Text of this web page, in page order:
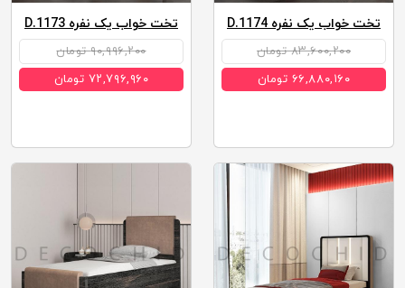
تخت خواب یک نفره D.1173
۹۰,۹۹۶,۲۰۰ تومان
۷۲,۷۹۶,۹۶۰ تومان
تخت خواب یک نفره D.1174
۸۳,۶۰۰,۲۰۰ تومان
۶۶,۸۸۰,۱۶۰ تومان